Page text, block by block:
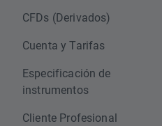
CFDs (Derivados)
Cuenta y Tarifas
Especificación de
instrumentos
Cliente Profesional